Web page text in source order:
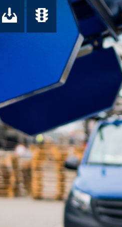
Ihr Download-
Übersicht